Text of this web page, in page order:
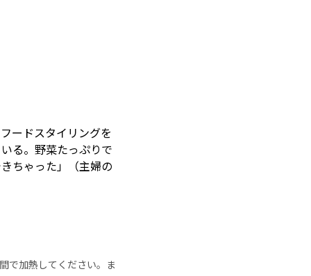
ードスタイリングを
る。野菜たっぷりで
ちゃった」（主婦の
で加熱してください。ま